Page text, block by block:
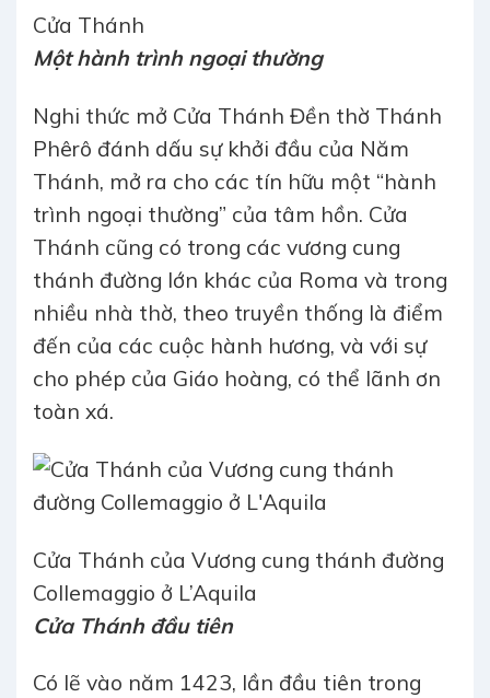
Cửa Thánh
Một hành trình ngoại thường
Nghi thức mở Cửa Thánh Đền thờ Thánh
Phêrô đánh dấu sự khởi đầu của Năm
Thánh, mở ra cho các tín hữu một “hành
trình ngoại thường” của tâm hồn. Cửa
Thánh cũng có trong các vương cung
thánh đường lớn khác của Roma và trong
nhiều nhà thờ, theo truyền thống là điểm
đến của các cuộc hành hương, và với sự
cho phép của Giáo hoàng, có thể lãnh ơn
toàn xá.
Cửa Thánh của Vương cung thánh đường
Collemaggio ở L’Aquila
Cửa Thánh đầu tiên
Có lẽ vào năm 1423, lần đầu tiên trong